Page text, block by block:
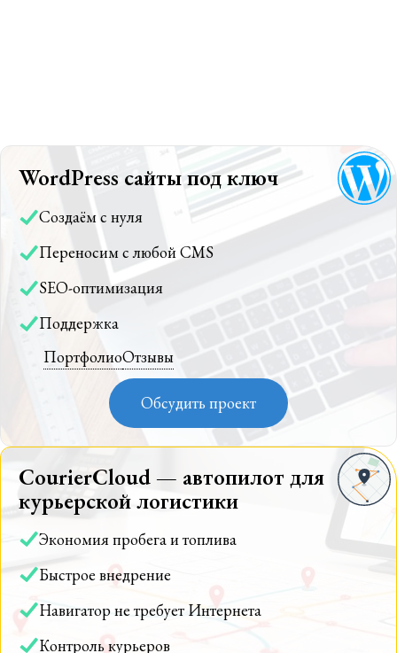
WordPress сайты под ключ
Создаём с нуля
Переносим с любой CMS
SEO-оптимизация
Поддержка
ПортфолиоОтзывы
Обсудить проект
CourierCloud — автопилот для
курьерской логистики
Экономия пробега и топлива
Быстрое внедрение
Навигатор не требует Интернета
Контроль курьеров